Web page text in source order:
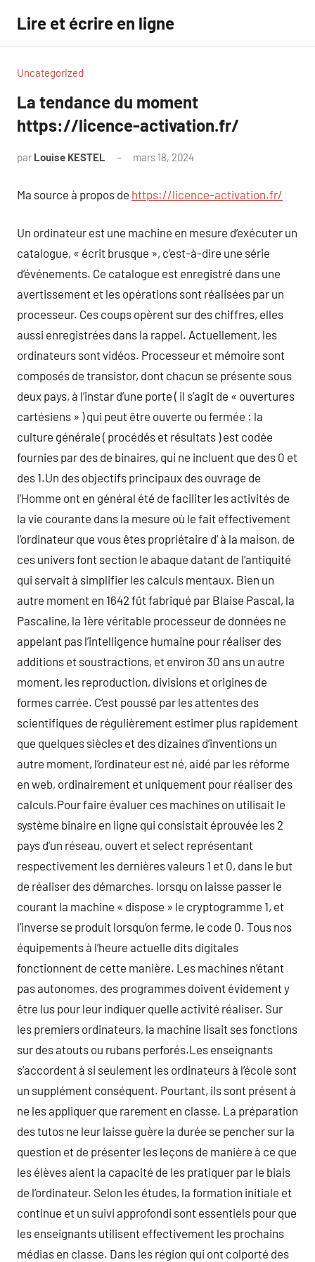
contenu
Lire et écrire en ligne
Uncategorized
La tendance du moment
https://licence-activation.fr/
par Louise KESTEL mars 18, 2024
Ma source à propos de https://licence-activation.fr/
Un ordinateur est une machine en mesure d’exécuter un
catalogue, « écrit brusque », c’est-à-dire une série
d’événements. Ce catalogue est enregistré dans une
avertissement et les opérations sont réalisées par un
processeur. Ces coups opèrent sur des chiffres, elles
aussi enregistrées dans la rappel. Actuellement, les
ordinateurs sont vidéos. Processeur et mémoire sont
composés de transistor, dont chacun se présente sous
deux pays, à l’instar d’une porte ( il s’agit de « ouvertures
cartésiens » ) qui peut être ouverte ou fermée : la
culture générale ( procédés et résultats ) est codée
fournies par des de binaires, qui ne incluent que des 0 et
des 1.Un des objectifs principaux des ouvrage de
l’Homme ont en général été de faciliter les activités de
la vie courante dans la mesure où le fait effectivement
l’ordinateur que vous êtes propriétaire d’ à la maison, de
ces univers font section le abaque datant de l’antiquité
qui servait à simplifier les calculs mentaux. Bien un
autre moment en 1642 fût fabriqué par Blaise Pascal, la
Pascaline, la 1ère véritable processeur de données ne
appelant pas l’intelligence humaine pour réaliser des
additions et soustractions, et environ 30 ans un autre
moment, les reproduction, divisions et origines de
formes carrée. C’est poussé par les attentes des
scientifiques de régulièrement estimer plus rapidement
que quelques siècles et des dizaines d’inventions un
autre moment, l’ordinateur est né, aidé par les réforme
en web, ordinairement et uniquement pour réaliser des
calculs.Pour faire évaluer ces machines on utilisait le
système binaire en ligne qui consistait éprouvée les 2
pays d’un réseau, ouvert et select représentant
respectivement les dernières valeurs 1 et 0, dans le but
de réaliser des démarches. lorsqu on laisse passer le
courant la machine « dispose » le cryptogramme 1, et
l’inverse se produit lorsqu’on ferme, le code 0. Tous nos
équipements à l’heure actuelle dits digitales
fonctionnent de cette manière. Les machines n’étant
pas autonomes, des programmes doivent évidement y
être lus pour leur indiquer quelle activité réaliser. Sur
les premiers ordinateurs, la machine lisait ses fonctions
sur des atouts ou rubans perforés.Les enseignants
s’accordent à si seulement les ordinateurs à l’école sont
un supplément conséquent. Pourtant, ils sont présent à
ne les appliquer que rarement en classe. La préparation
des tutos ne leur laisse guère la durée se pencher sur la
question et de présenter les leçons de manière à ce que
les élèves aient la capacité de les pratiquer par le biais
de l’ordinateur. Selon les études, la formation initiale et
continue et un suivi approfondi sont essentiels pour que
les enseignants utilisent effectivement les prochains
médias en classe. Dans les région qui ont colporté des